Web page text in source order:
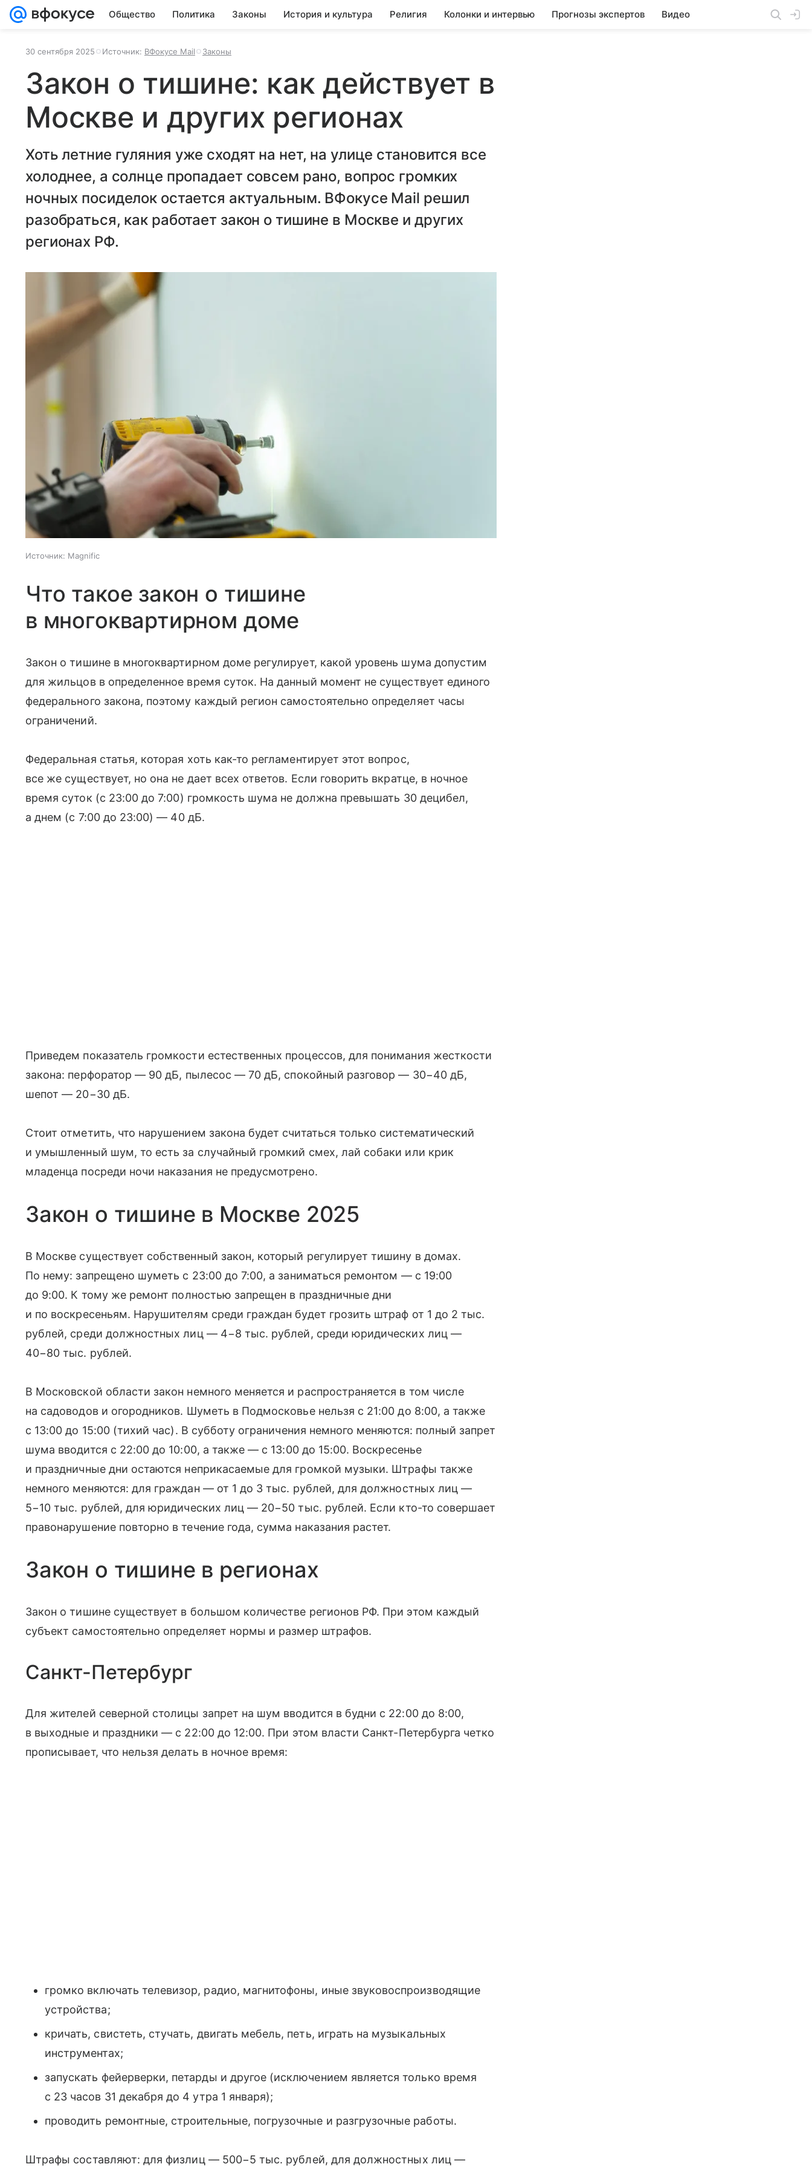
Общество Политика Законы История и культура Религия Колонки и интервью Прогнозы экспертов Видео
30 сентября 2025 Источник: ВФокусе Mail Законы
Закон о тишине: как действует в
Москве и других регионах
Хоть летние гуляния уже сходят на нет, на улице становится все
холоднее, а солнце пропадает совсем рано, вопрос громких
ночных посиделок остается актуальным. ВФокусе Mail решил
разобраться, как работает закон о тишине в Москве и других
регионах РФ.
Источник: Magnific
Что такое закон о тишине
в многоквартирном доме
Закон о тишине в многоквартирном доме регулирует, какой уровень шума допустим
для жильцов в определенное время суток. На данный момент не существует единого
федерального закона, поэтому каждый регион самостоятельно определяет часы
ограничений.
Федеральная статья, которая хоть как-то регламентирует этот вопрос,
все же существует, но она не дает всех ответов. Если говорить вкратце, в ночное
время суток (с 23:00 до 7:00) громкость шума не должна превышать 30 децибел,
а днем (с 7:00 до 23:00) — 40 дБ.
Приведем показатель громкости естественных процессов, для понимания жесткости
закона: перфоратор — 90 дБ, пылесос — 70 дБ, спокойный разговор — 30−40 дБ,
шепот — 20−30 дБ.
Стоит отметить, что нарушением закона будет считаться только систематический
и умышленный шум, то есть за случайный громкий смех, лай собаки или крик
младенца посреди ночи наказания не предусмотрено.
Закон о тишине в Москве 2025
В Москве существует собственный закон, который регулирует тишину в домах.
По нему: запрещено шуметь с 23:00 до 7:00, а заниматься ремонтом — с 19:00
до 9:00. К тому же ремонт полностью запрещен в праздничные дни
и по воскресеньям. Нарушителям среди граждан будет грозить штраф от 1 до 2 тыс.
рублей, среди должностных лиц — 4−8 тыс. рублей, среди юридических лиц —
40−80 тыс. рублей.
В Московской области закон немного меняется и распространяется в том числе
на садоводов и огородников. Шуметь в Подмосковье нельзя с 21:00 до 8:00, а также
с 13:00 до 15:00 (тихий час). В субботу ограничения немного меняются: полный запрет
шума вводится с 22:00 до 10:00, а также — с 13:00 до 15:00. Воскресенье
и праздничные дни остаются неприкасаемые для громкой музыки. Штрафы также
немного меняются: для граждан — от 1 до 3 тыс. рублей, для должностных лиц —
5−10 тыс. рублей, для юридических лиц — 20−50 тыс. рублей. Если кто-то совершает
правонарушение повторно в течение года, сумма наказания растет.
Закон о тишине в регионах
Закон о тишине существует в большом количестве регионов РФ. При этом каждый
субъект самостоятельно определяет нормы и размер штрафов.
Санкт-Петербург
Для жителей северной столицы запрет на шум вводится в будни с 22:00 до 8:00,
в выходные и праздники — с 22:00 до 12:00. При этом власти Санкт-Петербурга четко
прописывает, что нельзя делать в ночное время:
громко включать телевизор, радио, магнитофоны, иные звуковоспроизводящие
устройства;
кричать, свистеть, стучать, двигать мебель, петь, играть на музыкальных
инструментах;
запускать фейерверки, петарды и другое (исключением является только время
с 23 часов 31 декабря до 4 утра 1 января);
проводить ремонтные, строительные, погрузочные и разгрузочные работы.
Штрафы составляют: для физлиц — 500−5 тыс. рублей, для должностных лиц —